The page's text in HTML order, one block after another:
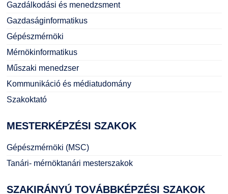
Gazdálkodási és menedzsment
Gazdaságinformatikus
Gépészmérnöki
Mérnökinformatikus
Műszaki menedzser
Kommunikáció és médiatudomány
Szakoktató
MESTERKÉPZÉSI SZAKOK
Gépészmérnöki (MSC)
Tanári- mérnöktanári mesterszakok
SZAKIRÁNYÚTOVÁBBKÉPZÉSI SZAKOK